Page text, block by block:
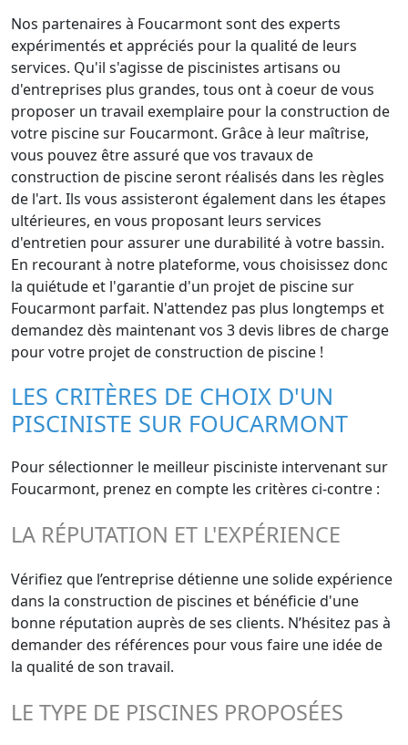
Nos partenaires à Foucarmont sont des experts
expérimentés et appréciés pour la qualité de leurs
services. Qu'il s'agisse de piscinistes artisans ou
d'entreprises plus grandes, tous ont à coeur de vous
proposer un travail exemplaire pour la construction de
votre piscine sur Foucarmont. Grâce à leur maîtrise,
vous pouvez être assuré que vos travaux de
construction de piscine seront réalisés dans les règles
de l'art. Ils vous assisteront également dans les étapes
ultérieures, en vous proposant leurs services
d'entretien pour assurer une durabilité à votre bassin.
En recourant à notre plateforme, vous choisissez donc
la quiétude et l'garantie d'un projet de piscine sur
Foucarmont parfait. N'attendez pas plus longtemps et
demandez dès maintenant vos 3 devis libres de charge
pour votre projet de construction de piscine !
LES CRITÈRES DE CHOIX D'UN
PISCINISTE SUR FOUCARMONT
Pour sélectionner le meilleur pisciniste intervenant sur
Foucarmont, prenez en compte les critères ci-contre :
LA RÉPUTATION ET L'EXPÉRIENCE
Vérifiez que l’entreprise détienne une solide expérience
dans la construction de piscines et bénéficie d'une
bonne réputation auprès de ses clients. N’hésitez pas à
demander des références pour vous faire une idée de
la qualité de son travail.
LE TYPE DE PISCINES PROPOSÉES